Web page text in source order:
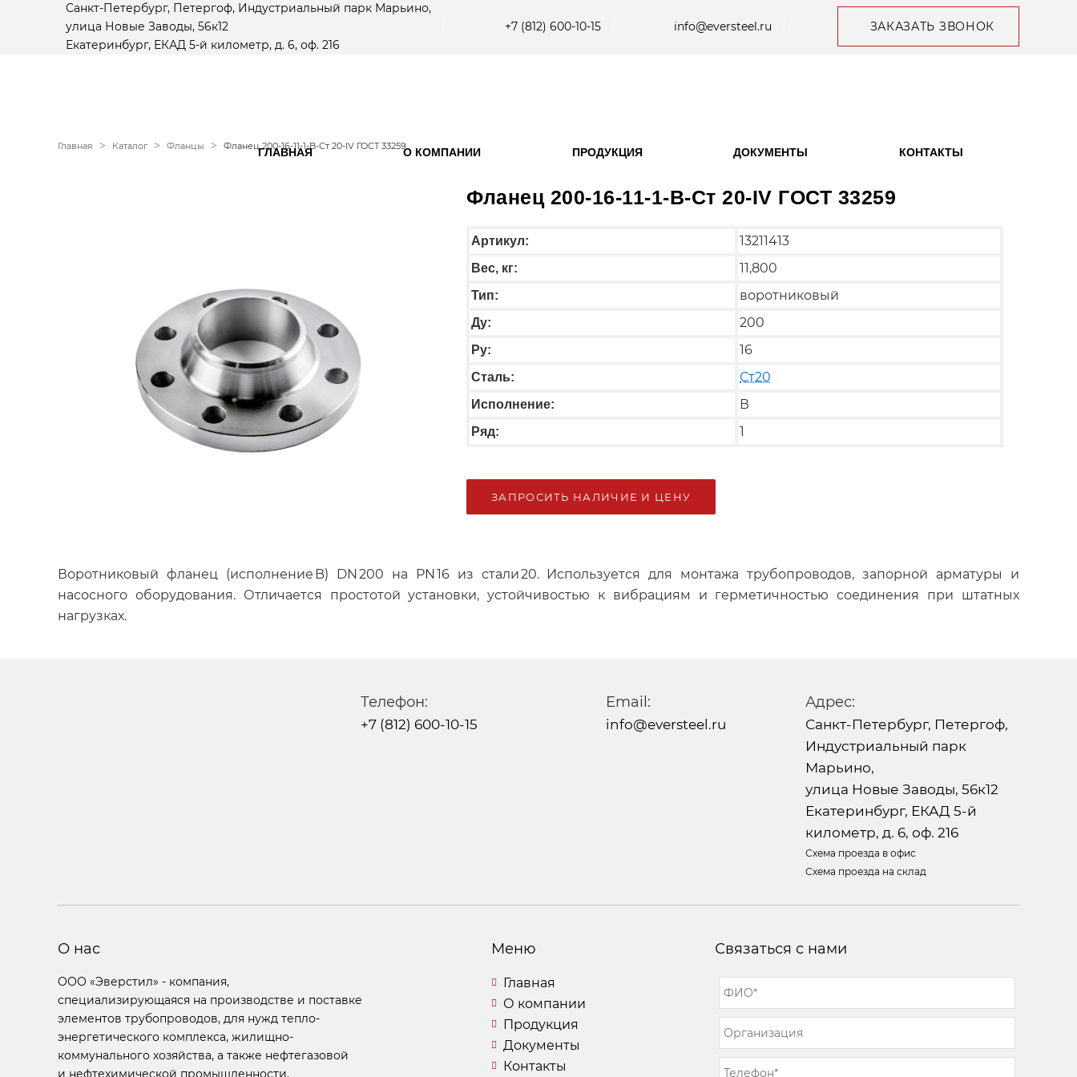
Санкт-Петербург, Петергоф, Индустриальный парк Марьино,
улица Новые Заводы, 56к12
Екатеринбург, ЕКАД 5-й километр, д. 6, оф. 216
+7 (812) 600-10-15 info@eversteel.ru ЗАКАЗАТЬ ЗВОНОК
ГЛАВНАЯ О КОМПАНИИ ПРОДУКЦИЯ ДОКУМЕНТЫ КОНТАКТЫ
Главная Каталог Фланцы Фланец 200-16-11-1-B-Ст 20-IV ГОСТ 33259
Фланец 200-16-11-1-B-Ст 20-IV ГОСТ 33259
Артикул: 13211413
Вес, кг: 11,800
Тип: воротниковый
Ду: 200
Ру: 16
Сталь: Ст20
Исполнение: В
Ряд: 1
ЗАПРОСИТЬ НАЛИЧИЕ И ЦЕНУ
Воротниковый фланец (исполнение B) DN 200 на PN 16 из стали 20. Используется для монтажа трубопроводов, запорной арматуры и
насосного оборудования. Отличается простотой установки, устойчивостью к вибрациям и герметичностью соединения при штатных
нагрузках.
Телефон:
+7 (812) 600-10-15
Email:
info@eversteel.ru
Адрес:
Санкт-Петербург, Петергоф,
Индустриальный парк
Марьино,
улица Новые Заводы, 56к12
Екатеринбург, ЕКАД 5-й
километр, д. 6, оф. 216
Схема проезда в офис
Схема проезда на склад
О нас
ООО «Эверстил» - компания,
специализирующаяся на производстве и поставке
элементов трубопроводов, для нужд тепло-
энергетического комплекса, жилищно-
коммунального хозяйства, а также нефтегазовой
и нефтехимической промышленности.
Меню
Главная
О компании
Продукция
Документы
Контакты
Связаться с нами